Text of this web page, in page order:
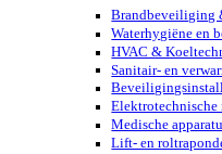
AV &
Broadcast
Bouw &
Olie &
Party &